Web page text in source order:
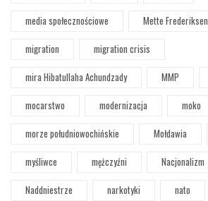
media społecznościowe
Mette Frederiksen
migration
migration crisis
mira Hibatullaha Achundzady
MMP
mocarstwo
modernizacja moko
morze południowochińskie
Mołdawia
myśliwce
mężczyźni
Nacjonalizm
Naddniestrze
narkotyki nato